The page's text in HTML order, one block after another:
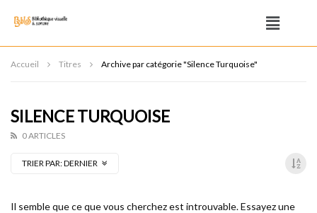
Accueil Titres Archive par catégorie "Silence Turquoise"
SILENCE TURQUOISE
0 ARTICLES
TRIER PAR:DERNIER
Il semble que ce que vous cherchez est introuvable. Essayez une